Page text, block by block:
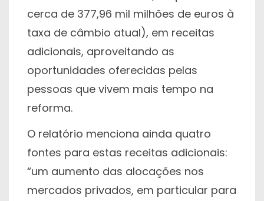
cerca de 377,96 mil milhões de euros à
taxa de câmbio atual), em receitas
adicionais, aproveitando as
oportunidades oferecidas pelas
pessoas que vivem mais tempo na
reforma.
O relatório menciona ainda quatro
fontes para estas receitas adicionais:
“um aumento das alocações nos
mercados privados, em particular para